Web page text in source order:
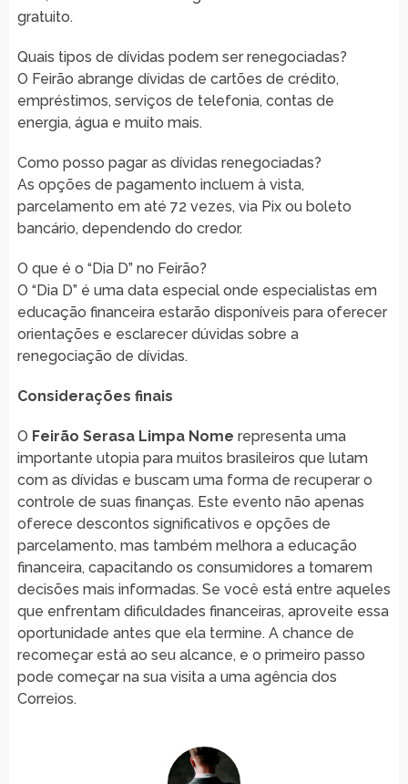
gratuito.
Quais tipos de dívidas podem ser renegociadas?
O Feirão abrange dívidas de cartões de crédito,
empréstimos, serviços de telefonia, contas de
energia, água e muito mais.
Como posso pagar as dívidas renegociadas?
As opções de pagamento incluem à vista,
parcelamento em até 72 vezes, via Pix ou boleto
bancário, dependendo do credor.
O que é o “Dia D” no Feirão?
O “Dia D” é uma data especial onde especialistas em
educação financeira estarão disponíveis para oferecer
orientações e esclarecer dúvidas sobre a
renegociação de dívidas.
Considerações finais
O Feirão Serasa Limpa Nome representa uma
importante utopia para muitos brasileiros que lutam
com as dívidas e buscam uma forma de recuperar o
controle de suas finanças. Este evento não apenas
oferece descontos significativos e opções de
parcelamento, mas também melhora a educação
financeira, capacitando os consumidores a tomarem
decisões mais informadas. Se você está entre aqueles
que enfrentam dificuldades financeiras, aproveite essa
oportunidade antes que ela termine. A chance de
recomeçar está ao seu alcance, e o primeiro passo
pode começar na sua visita a uma agência dos
Correios.